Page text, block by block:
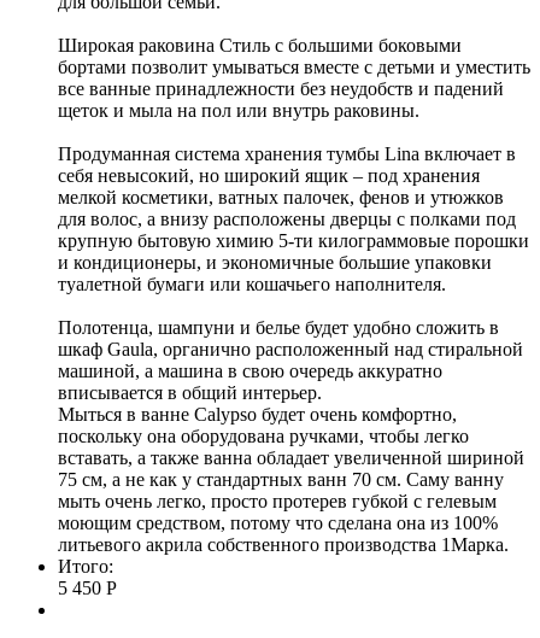
Широкая раковина Стиль с большими боковыми
бортами позволит умываться вместе с детьми и уместить
все ванные принадлежности без неудобств и падений
щеток и мыла на пол или внутрь раковины.
Продуманная система хранения тумбы Lina включает в
себя невысокий, но широкий ящик – под хранения
мелкой косметики, ватных палочек, фенов и утюжков
для волос, а внизу расположены дверцы с полками под
крупную бытовую химию 5-ти килограммовые порошки
и кондиционеры, и экономичные большие упаковки
туалетной бумаги или кошачьего наполнителя.
Полотенца, шампуни и белье будет удобно сложить в
шкаф Gaula, органично расположенный над стиральной
машиной, а машина в свою очередь аккуратно
вписывается в общий интерьер.
Мыться в ванне Calypso будет очень комфортно,
поскольку она оборудована ручками, чтобы легко
вставать, а также ванна обладает увеличенной шириной
75 см, а не как у стандартных ванн 70 см. Саму ванну
мыть очень легко, просто протерев губкой с гелевым
моющим средством, потому что сделана она из 100%
литьевого акрила собственного производства 1Марка.
Итого:
5 450 Р